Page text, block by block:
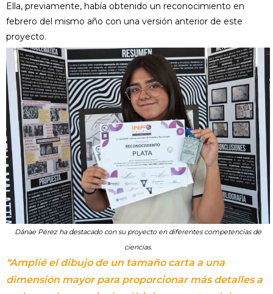
Ella, previamente, había obtenido un reconocimiento en
febrero del mismo año con una versión anterior de este
proyecto.
Dánae Pérez ha destacado con su proyecto en diferentes competencias de
ciencias.
“Amplié el dibujo de un tamaño carta a una
dimensión mayor para proporcionar más detalles a